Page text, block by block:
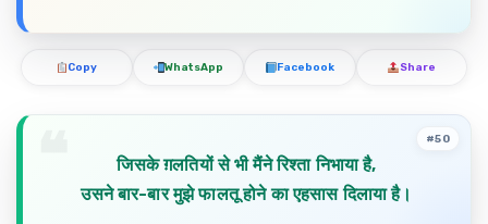
Copy WhatsApp Facebook Share
जिसके ग़लतियों से भी मैंने रिश्ता निभाया है,
उसने बार-बार मुझे फालतू होने का एहसास दिलाया है।
#50